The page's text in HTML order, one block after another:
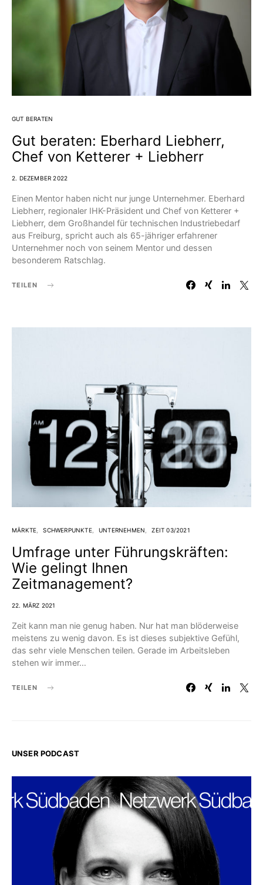
GUT BERATEN
Gut beraten: Eberhard Liebherr,
Chef von Ketterer + Liebherr
2. DEZEMBER 2022
Einen Mentor haben nicht nur junge Unternehmer. Eberhard
Liebherr, regionaler IHK-Präsident und Chef von Ketterer +
Liebherr, dem Großhandel für technischen Industriebedarf
aus Freiburg, spricht auch als 65-jähriger erfahrener
Unternehmer noch von seinem Mentor und dessen
besonderem Ratschlag.
TEILEN
MÄRKTE SCHWERPUNKTE UNTERNEHMEN ZEIT 03/2021
Umfrage unter Führungskräften:
Wie gelingt Ihnen
Zeitmanagement?
22. MÄRZ 2021
Zeit kann man nie genug haben. Nur hat man blöderweise
meistens zu wenig davon. Es ist dieses subjektive Gefühl,
das sehr viele Menschen teilen. Gerade im Arbeitsleben
stehen wir immer…
TEILEN
UNSER PODCAST